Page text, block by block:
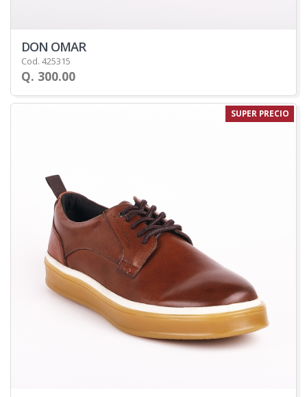
DON OMAR
Cod. 425315
Q. 300.00
SUPER PRECIO